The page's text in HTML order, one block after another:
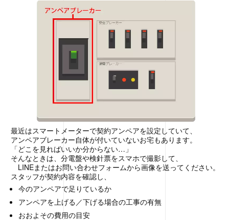
最近はスマートメーターで契約アンペアを設定していて、
アンペアブレーカー自体が付いていないお宅もあります。
「どこを見ればいいか分からない…」
そんなときは、分電盤や検針票をスマホで撮影して、
LINEまたはお問い合わせフォームから画像を送ってください。
スタッフが契約内容を確認し、
今のアンペアで足りているか
アンペアを上げる／下げる場合の工事の有無
おおよその費用の目安